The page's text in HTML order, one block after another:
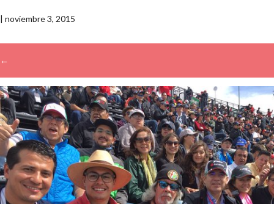
| noviembre 3, 2015
←